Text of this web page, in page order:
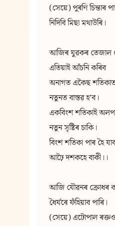
(সেয়ে) পুৰণি চিন্তাৰ
নিদিবি মিছা মথাউৰি।
আজিৰ যুৱকৰ তেজাল
এতিয়াই আঁচনি কৰিব
অনাগত একৈছ
নতুনত বাস্তৱ হʼব।
একবিংশ শতিকাই
নতুন সৃষ্টিৰ চাকি।
বিংশ শতিকা পাৰ হৈ
আঢ়ৈ দশকহে বাকী।।
আজি যৌৱনৰ ক্ৰোধৰ
ধৈৰ্যৰে ফঁহিয়াব পাৰি।
(সেয়ে) এটোপাল